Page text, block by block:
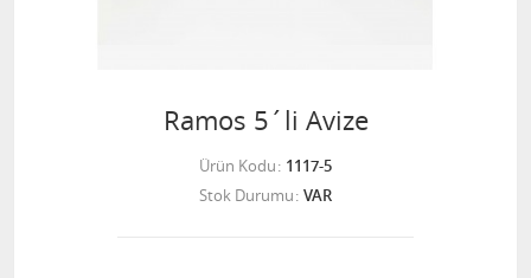
Ramos 5´li Avize
Ürün Kodu 1117-5
Stok Durumu VAR